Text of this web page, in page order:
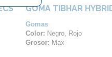
GOMA TIBHAR
Gomas
Color: Negro, Rojo
Grosor: Max